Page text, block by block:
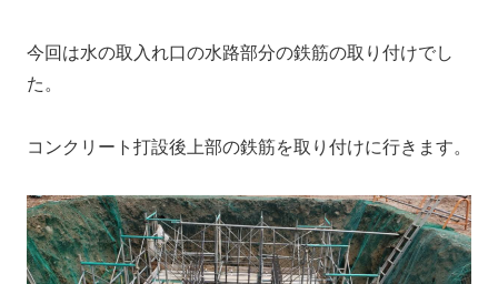
今回は水の取入れ口の水路部分の鉄筋の取り付けでし
た。
コンクリート打設後上部の鉄筋を取り付けに行きます。